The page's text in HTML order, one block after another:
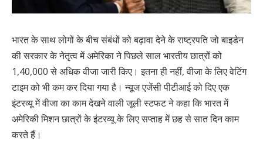
भारत के साथ लोगों के बीच संबंधों को बढ़ावा देने के राष्ट्रपति जो बाइडेन
की सरकार के नेतृत्व में अमेरिका ने पिछले साल भारतीय छात्रों को
1,40,000 से अधिक वीजा जारी किए। इतना ही नहीं, वीजा के लिए वेटिंग
टाइम को भी कम कर दिया गया है। न्यूज एजेंसी पीटीआई को दिए एक
इंटरव्यू में वीजा का काम देखने वाली जूली स्टफट ने कहा कि भारत में
अमेरिकी मिशन छात्रों के इंटरव्यू के लिए सप्ताह में छह से सात दिन काम
करते हैं।